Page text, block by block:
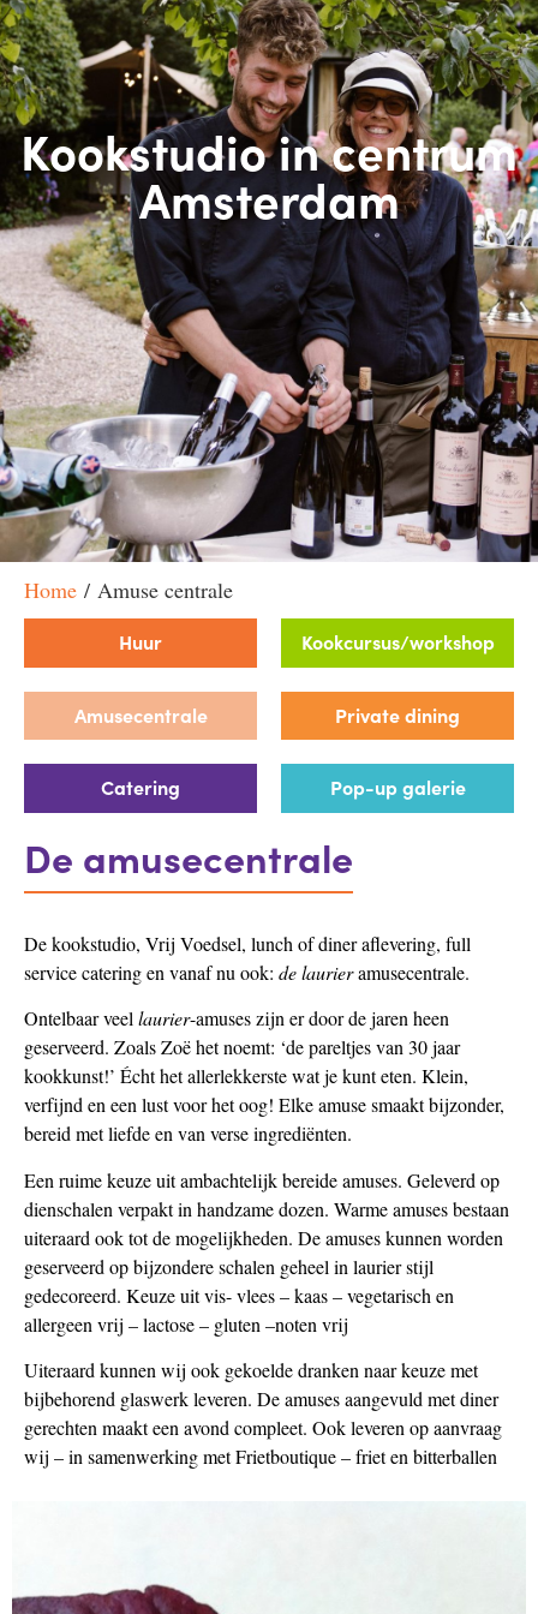
Kookstudio in centrum
Amsterdam
Home / Amuse centrale
Huur Kookcursus/workshop
Amusecentrale Private dining
Catering Pop-up galerie
De amusecentrale
De kookstudio, Vrij Voedsel, lunch of diner aflevering, full
service catering en vanaf nu ook: de laurieramusecentrale.
Ontelbaar veellaurier-amuses zijn er door de jaren heen
geserveerd. Zoals Zoë het noemt: ‘de pareltjes van 30 jaar
kookkunst!’ Écht het allerlekkerste wat je kunt eten. Klein,
verfijnd en een lust voor het oog! Elke amuse smaakt bijzonder,
bereid met liefde en van verse ingrediënten.
Een ruime keuze uit ambachtelijk bereide amuses. Geleverd op
dienschalen verpakt in handzame dozen. Warme amuses bestaan
uiteraard ook tot de mogelijkheden. De amuses kunnen worden
geserveerd op bijzondere schalen geheel in laurier stijl
gedecoreerd. Keuze uit vis- vlees – kaas – vegetarisch en
allergeen vrij – lactose – gluten –noten vrij
Uiteraard kunnen wij ook gekoelde dranken naar keuze met
bijbehorend glaswerk leveren. De amuses aangevuld met diner
gerechten maakt een avond compleet. Ook leveren op aanvraag
wij – in samenwerking met Frietboutique – friet en bitterballen